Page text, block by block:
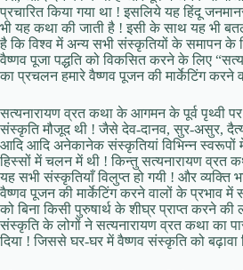
प्रचारित किया गया था ! इसलिये यह हिंदू
भी यह कथा की जाती है ! इसी के साथ यह भी
है कि विश्व में अन्य सभी संस्कृतियों के समापन के
वैष्णव पूजा पद्धति को विकसित करने के लिए
का प्रचलन हमारे वैष्णव पूजन की मार्केटिंग करने
सत्यनारायण व्रत कथा के आगमन के पूर्व पृथ्वी
संस्कृति मौजूद थी ! जैसे देव-दानव, सुर-असुर, दैत्य-
आदि आदि अनेकानेक संस्कृतियां विभिन्न स्वरूपों
हिस्सों में चलन में थी ! किन्तु सत्यनारायण व्रत
यह सभी संस्कृतियाँ विलुप्त हो गयी ! और व्यक्ति
वैष्णव पूजन की मार्केटिंग करने वालों के प्रभाव में
को बिना किसी पुरुषार्थ के शीघ्र प्राप्त करने
संस्कृति के लोगों ने सत्यनारायण व्रत कथा का
दिया ! जिससे घर-घर में वैष्णव संस्कृति को बढ़ावा